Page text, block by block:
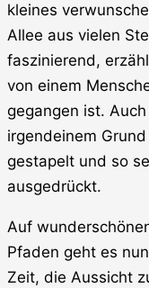
kleines
Allee aus vielen
faszinierend,
von einem
gegangen ist.
irgendeinem
gestapelt und so
ausgedrückt.
Auf
Pfaden geht es
Zeit, die Aussicht